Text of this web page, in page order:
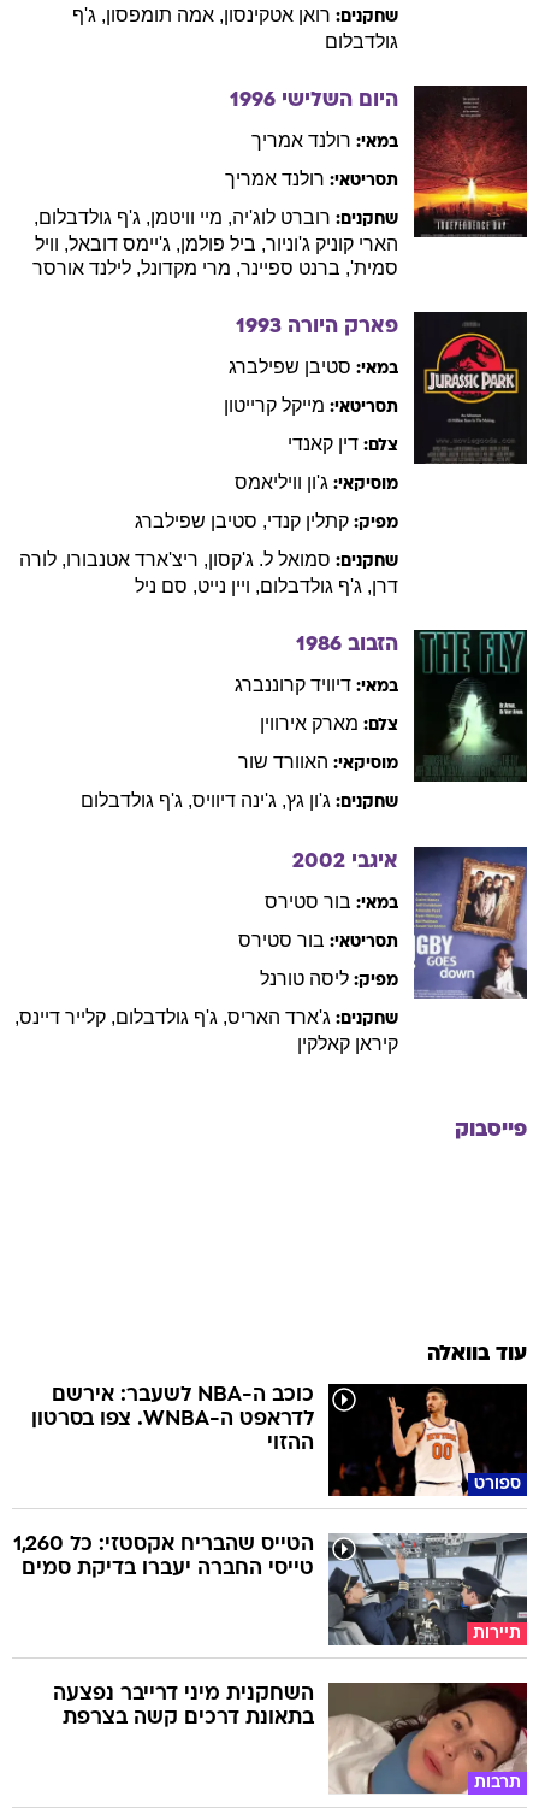
שחקנים: רואן אטקינסון, אמה תומפסון, ג'ף
גולדבלום
היום השלישי 1996
במאי: רולנד אמריך
תסריטאי: רולנד אמריך
שחקנים: רוברט לוג'יה, מיי וויטמן, ג'ף גולדבלום,
הארי קוניק ג'וניור, ביל פולמן, ג'יימס דובאל, וויל
סמית', ברנט ספיינר, מרי מקדונל, לילנד אורסר
פארק היורה 1993
במאי: סטיבן שפילברג
תסריטאי: מייקל קרייטון
צלם: דין קאנדי
מוסיקאי: ג'ון וויליאמס
מפיק: קתלין קנדי, סטיבן שפילברג
שחקנים: סמואל ל. ג'קסון, ריצ'ארד אטנבורו, לורה
דרן, ג'ף גולדבלום, ויין נייט, סם ניל
הזבוב 1986
במאי: דיוויד קרוננברג
צלם: מארק אירווין
מוסיקאי: האוורד שור
שחקנים: ג'ון גץ, ג'ינה דיוויס, ג'ף גולדבלום
איגבי 2002
במאי: בור סטירס
תסריטאי: בור סטירס
מפיק: ליסה טורנל
שחקנים: ג'ארד האריס, ג'ף גולדבלום, קלייר דיינס,
קיראן קאלקין
פייסבוק
עוד בוואלה
ספורט
כוכב ה-NBA לשעבר: אירשם
לדראפט ה-WNBA. צפו בסרטון
ההזוי
תיירות
הטייס שהבריח אקסטזי: כל 1,260
טייסי החברה יעברו בדיקת סמים
תרבות
השחקנית מיני דרייבר נפצעה
בתאונת דרכים קשה בצרפת